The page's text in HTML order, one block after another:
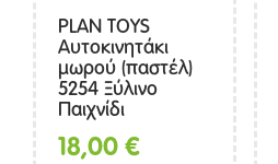
PLAN TOYS
Αυτοκινητάκι
μωρού (παστέλ)
5254 Ξύλινο
Παιχνίδι
18,00€